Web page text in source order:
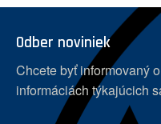
Odber noviniek
Chcete byť informovaný
informáciách týkajúcich